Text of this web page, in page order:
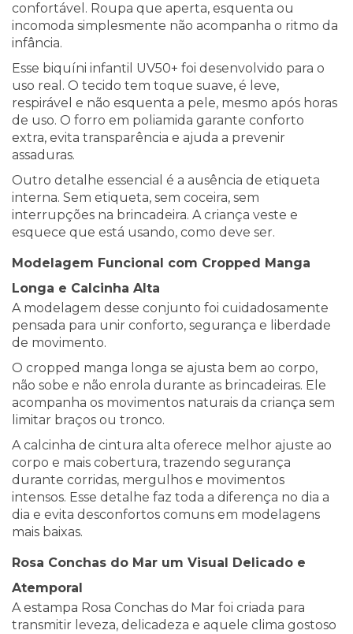
confortável. Roupa que aperta, esquenta ou
incomoda simplesmente não acompanha o ritmo da
infância.
Esse biquíni infantil UV50+ foi desenvolvido para o
uso real. O tecido tem toque suave, é leve,
respirável e não esquenta a pele, mesmo após horas
de uso. O forro em poliamida garante conforto
extra, evita transparência e ajuda a prevenir
assaduras.
Outro detalhe essencial é a ausência de etiqueta
interna. Sem etiqueta, sem coceira, sem
interrupções na brincadeira. A criança veste e
esquece que está usando, como deve ser.
Modelagem Funcional com Cropped Manga
Longa e Calcinha Alta
A modelagem desse conjunto foi cuidadosamente
pensada para unir conforto, segurança e liberdade
de movimento.
O cropped manga longa se ajusta bem ao corpo,
não sobe e não enrola durante as brincadeiras. Ele
acompanha os movimentos naturais da criança sem
limitar braços ou tronco.
A calcinha de cintura alta oferece melhor ajuste ao
corpo e mais cobertura, trazendo segurança
durante corridas, mergulhos e movimentos
intensos. Esse detalhe faz toda a diferença no dia a
dia e evita desconfortos comuns em modelagens
mais baixas.
Rosa Conchas do Mar um Visual Delicado e
Atemporal
A estampa Rosa Conchas do Mar foi criada para
transmitir leveza, delicadeza e aquele clima gostoso